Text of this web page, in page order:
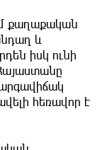
քաղաքական
և
իսկ ունի
հեռավոր է